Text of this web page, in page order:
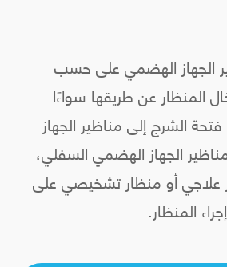
الجهاز الهضمي على حسب
المنظار عن طريقها سواءًا
الشرج إلى مناظير الجهاز
الجهاز الهضمي السفلي،
علاجي أو منظار تشخيصي على
المنظار.